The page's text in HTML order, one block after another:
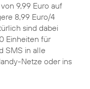
9,99 Euro auf
8,99 Euro/4
sind dabei
Einheiten für
SMS in alle
Netze oder ins